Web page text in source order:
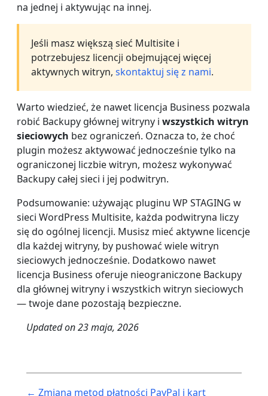
na jednej i aktywując na innej.
Jeśli masz większą sieć Multisite i
potrzebujesz licencji obejmującej więcej
aktywnych witryn, skontaktuj się z nami.
Warto wiedzieć, że nawet licencja Business pozwala
robić Backupy głównej witryny i wszystkich witryn
sieciowych bez ograniczeń. Oznacza to, że choć
plugin możesz aktywować jednocześnie tylko na
ograniczonej liczbie witryn, możesz wykonywać
Backupy całej sieci i jej podwitryn.
Podsumowanie: używając pluginu WP STAGING w
sieci WordPress Multisite, każda podwitryna liczy
się do ogólnej licencji. Musisz mieć aktywne licencje
dla każdej witryny, by pushować wiele witryn
sieciowych jednocześnie. Dodatkowo nawet
licencja Business oferuje nieograniczone Backupy
dla głównej witryny i wszystkich witryn sieciowych
— twoje dane pozostają bezpieczne.
Updated on23 maja, 2026
← Zmiana metod płatności PayPal i kart